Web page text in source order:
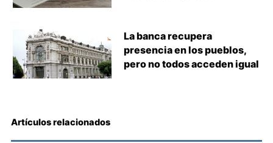
La banca recupera
presencia en los pueblos,
pero no todos acceden igual
Artículos relacionados